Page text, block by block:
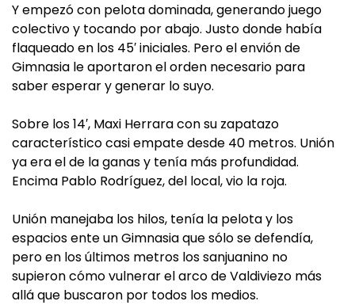
Y empezó con pelota dominada, generando juego
colectivo y tocando por abajo. Justo donde había
flaqueado en los 45′ iniciales. Pero el envión de
Gimnasia le aportaron el orden necesario para
saber esperar y generar lo suyo.
Sobre los 14′, Maxi Herrara con su zapatazo
característico casi empate desde 40 metros. Unión
ya era el de la ganas y tenía más profundidad.
Encima Pablo Rodríguez, del local, vio la roja.
Unión manejaba los hilos, tenía la pelota y los
espacios ente un Gimnasia que sólo se defendía,
pero en los últimos metros los sanjuanino no
supieron cómo vulnerar el arco de Valdiviezo más
allá que buscaron por todos los medios.